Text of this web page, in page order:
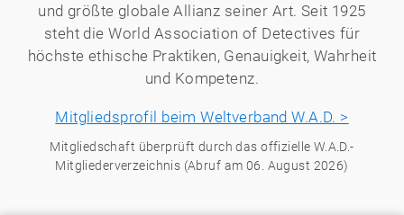
und größte globale Allianz seiner Art. Seit 1925
steht die World Association of Detectives für
höchste ethische Praktiken, Genauigkeit, Wahrheit
und Kompetenz.
Mitgliedsprofil beim Weltverband W.A.D. >
Mitgliedschaft überprüft durch das offizielle W.A.D.-
Mitgliederverzeichnis (Abruf am 06. August 2026)